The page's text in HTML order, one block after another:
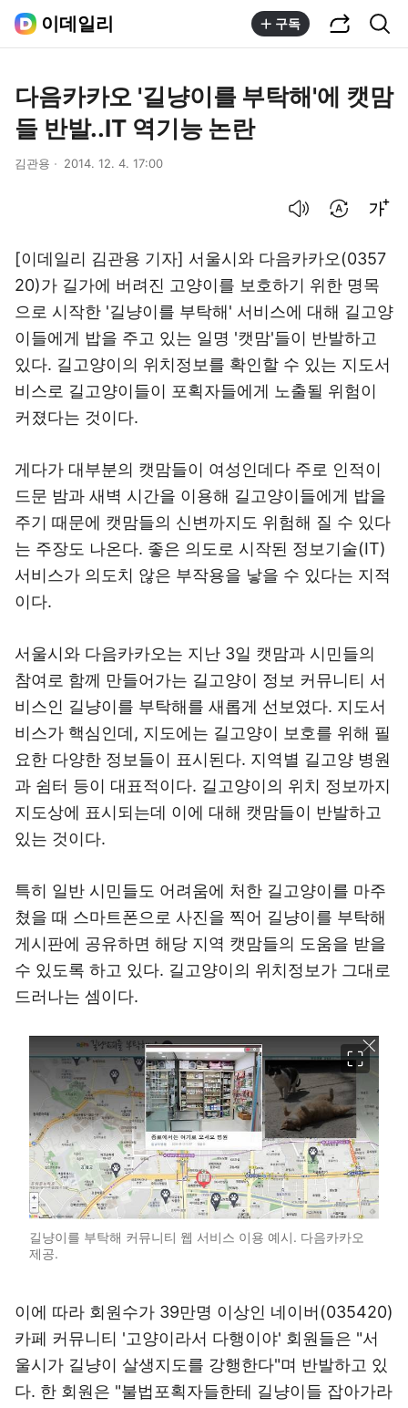
이데일리 구독
다음카카오 '길냥이를 부탁해'에 캣맘
들 반발..IT 역기능 논란
김관용 2014. 12. 4. 17:00
[이데일리 김관용 기자] 서울시와 다음카카오(0357
20)가 길가에 버려진 고양이를 보호하기 위한 명목
으로 시작한 '길냥이를 부탁해' 서비스에 대해 길고양
이들에게 밥을 주고 있는 일명 '캣맘'들이 반발하고
있다. 길고양이의 위치정보를 확인할 수 있는 지도서
비스로 길고양이들이 포획자들에게 노출될 위험이
커졌다는 것이다.
게다가 대부분의 캣맘들이 여성인데다 주로 인적이
드문 밤과 새벽 시간을 이용해 길고양이들에게 밥을
주기 때문에 캣맘들의 신변까지도 위험해 질 수 있다
는 주장도 나온다. 좋은 의도로 시작된 정보기술(IT)
서비스가 의도치 않은 부작용을 낳을 수 있다는 지적
이다.
서울시와 다음카카오는 지난 3일 캣맘과 시민들의
참여로 함께 만들어가는 길고양이 정보 커뮤니티 서
비스인 길냥이를 부탁해를 새롭게 선보였다. 지도서
비스가 핵심인데, 지도에는 길고양이 보호를 위해 필
요한 다양한 정보들이 표시된다. 지역별 길고양 병원
과 쉼터 등이 대표적이다. 길고양이의 위치 정보까지
지도상에 표시되는데 이에 대해 캣맘들이 반발하고
있는 것이다.
특히 일반 시민들도 어려움에 처한 길고양이를 마주
쳤을 때 스마트폰으로 사진을 찍어 길냥이를 부탁해
게시판에 공유하면 해당 지역 캣맘들의 도움을 받을
수 있도록 하고 있다. 길고양이의 위치정보가 그대로
드러나는 셈이다.
길냥이를 부탁해 커뮤니티 웹 서비스 이용 예시. 다음카카오
제공.
이에 따라 회원수가 39만명 이상인 네이버(035420)
카페 커뮤니티 '고양이라서 다행이야' 회원들은 "서
울시가 길냥이 살생지도를 강행한다"며 반발하고 있
다. 한 회원은 "불법포획자들한테 길냥이들 잡아가라